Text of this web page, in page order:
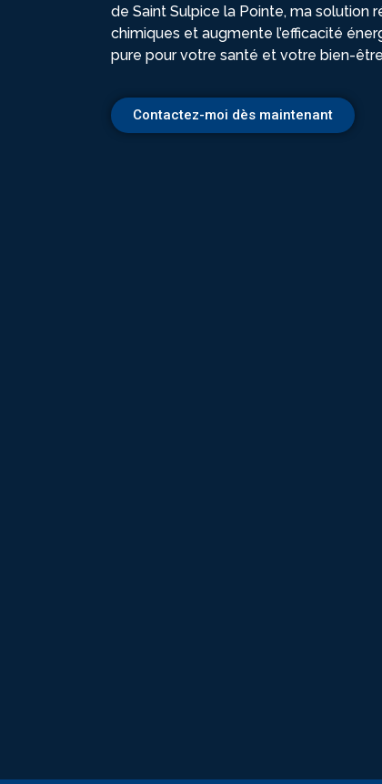
de Saint Sulpice la Pointe, ma solution
chimiques et augmente l’efficacité
pure pour votre santé et votre bien-
Contactez-moi dès maintenant